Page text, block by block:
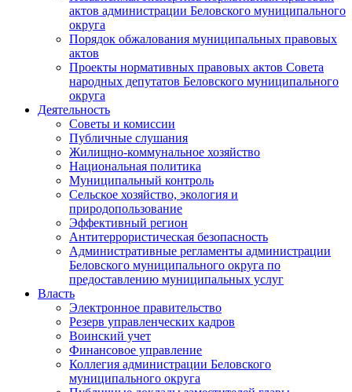
актов администрации Беловского муниципального
округа
Порядок обжалования муниципальных правовых
актов
Проекты нормативных правовых актов Совета
народных депутатов Беловского муниципального
округа
Деятельность
Советы и комиссии
Публичные слушания
Жилищно-коммунальное хозяйство
Национальная политика
Муниципальный контроль
Сельское хозяйство, экология и
природопользование
Эффективный регион
Антитеррористическая безопасность
Административные регламенты администрации
Беловского муниципального округа по
предоставлению муниципальных услуг
Власть
Электронное правительство
Резерв управленческих кадров
Воинский учет
Финансовое управление
Коллегия администрации Беловского
муниципального округа